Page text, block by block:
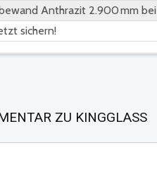
Anthrazit 2.900 mm bei
sichern!
ZU KINGGLASS